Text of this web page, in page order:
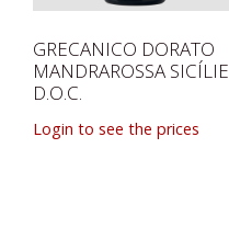
GRECANICO DORATO
MANDRAROSSA SICÍLIE
D.O.C.
Login to see the prices